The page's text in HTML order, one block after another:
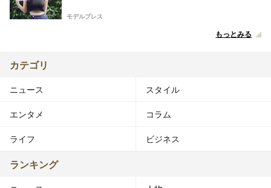
モデルプレス
もっとみる
カテゴリ
ニュース スタイル
エンタメ コラム
ライフ ビジネス
ランキング